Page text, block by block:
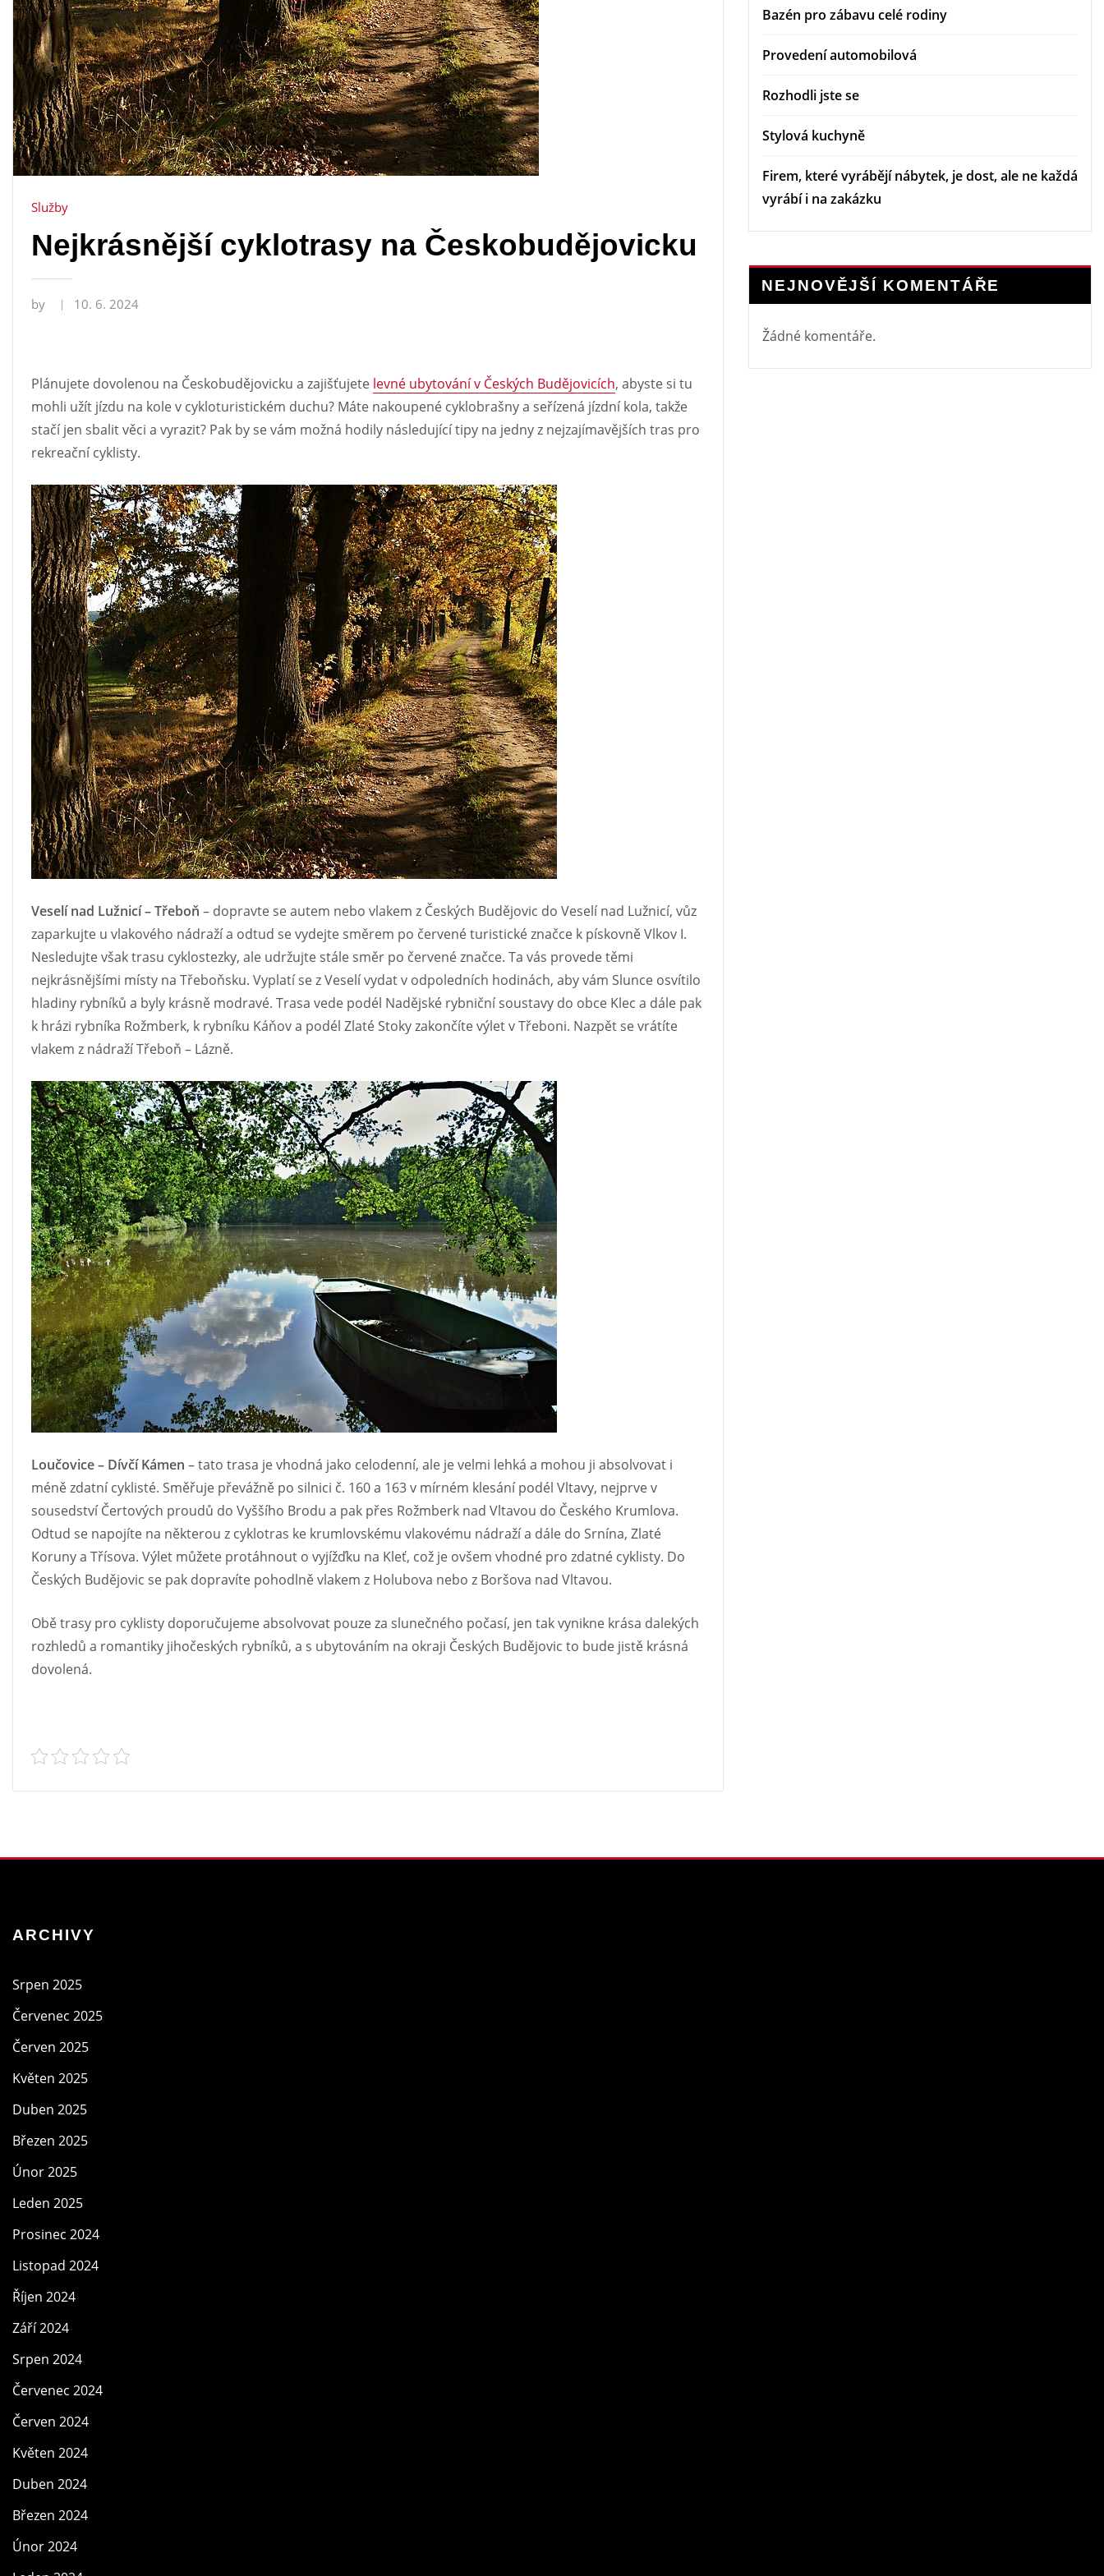
Služby
Nejkrásnější cyklotrasy na Českobudějovicku
by 10. 6. 2024
Plánujete dovolenou na Českobudějovicku a zajišťujete levné ubytování v Českých Budějovicích, abyste si tu
mohli užít jízdu na kole v cykloturistickém duchu? Máte nakoupené cyklobrašny a seřízená jízdní kola, takže
stačí jen sbalit věci a vyrazit? Pak by se vám možná hodily následující tipy na jedny z nejzajímavějších tras pro
rekreační cyklisty.
Veselí nad Lužnicí – Třeboň – dopravte se autem nebo vlakem z Českých Budějovic do Veselí nad Lužnicí, vůz
zaparkujte u vlakového nádraží a odtud se vydejte směrem po červené turistické značce k pískovně Vlkov I.
Nesledujte však trasu cyklostezky, ale udržujte stále směr po červené značce. Ta vás provede těmi
nejkrásnějšími místy na Třeboňsku. Vyplatí se z Veselí vydat v odpoledních hodinách, aby vám Slunce osvítilo
hladiny rybníků a byly krásně modravé. Trasa vede podél Nadějské rybniční soustavy do obce Klec a dále pak
k hrázi rybníka Rožmberk, k rybníku Káňov a podél Zlaté Stoky zakončíte výlet v Třeboni. Nazpět se vrátíte
vlakem z nádraží Třeboň – Lázně.
Loučovice – Dívčí Kámen – tato trasa je vhodná jako celodenní, ale je velmi lehká a mohou ji absolvovat i
méně zdatní cyklisté. Směřuje převážně po silnici č. 160 a 163 v mírném klesání podél Vltavy, nejprve v
sousedství Čertových proudů do Vyššího Brodu a pak přes Rožmberk nad Vltavou do Českého Krumlova.
Odtud se napojíte na některou z cyklotras ke krumlovskému vlakovému nádraží a dále do Srnína, Zlaté
Koruny a Třísova. Výlet můžete protáhnout o vyjížďku na Kleť, což je ovšem vhodné pro zdatné cyklisty. Do
Českých Budějovic se pak dopravíte pohodlně vlakem z Holubova nebo z Boršova nad Vltavou.
Obě trasy pro cyklisty doporučujeme absolvovat pouze za slunečného počasí, jen tak vynikne krása dalekých
rozhledů a romantiky jihočeských rybníků, a s ubytováním na okraji Českých Budějovic to bude jistě krásná
dovolená.
Bazén pro zábavu celé rodiny
Provedení automobilová
Rozhodli jste se
Stylová kuchyně
Firem, které vyrábějí nábytek, je dost, ale ne každá
vyrábí i na zakázku
NEJNOVĚJŠÍ KOMENTÁŘE
Žádné komentáře.
ARCHIVY
Srpen 2025
Červenec 2025
Červen 2025
Květen 2025
Duben 2025
Březen 2025
Únor 2025
Leden 2025
Prosinec 2024
Listopad 2024
Říjen 2024
Září 2024
Srpen 2024
Červenec 2024
Červen 2024
Květen 2024
Duben 2024
Březen 2024
Únor 2024